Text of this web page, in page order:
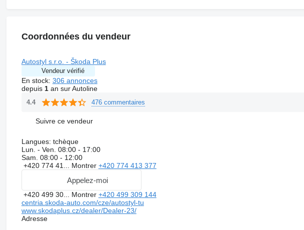
Coordonnées du vendeur
Autostyl s.r.o. - Škoda Plus
Vendeur vérifié
En stock: 306 annonces
depuis 1an sur Autoline
4.4 476 commentaires
Suivre ce vendeur
Langues: tchèque
Lun. - Ven. 08:00 - 17:00
Sam. 08:00 - 12:00
+420 774 41... Montrer +420 774 413 377
Appelez-moi
+420 499 30... Montrer +420 499 309 144
centria.skoda-auto.com/cze/autostyl-tu
www.skodaplus.cz/dealer/Dealer-23/
Adresse